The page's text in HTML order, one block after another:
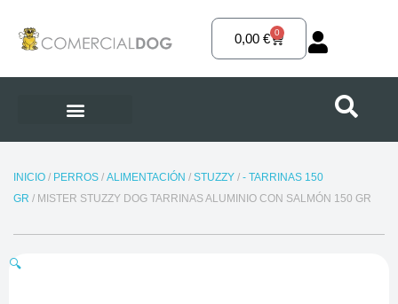
contenido
0,00€ 0
Carrito
INICIO/ PERROS/ ALIMENTACIÓN / STUZZY/ - TARRINAS 150
GR / MISTER STUZZY DOG TARRINAS ALUMINIO CON SALMÓN 150 GR
🔍